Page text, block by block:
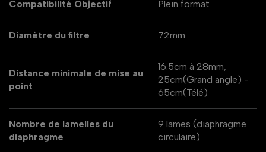
Compatibilité Objectif Plein format
Diamètre du filtre 72mm
Distance minimale de mise au
point
16.5cm à 28mm,
25cm(Grand angle) -
65cm(Télé)
Nombre de lamelles du
diaphragme
9 lames (diaphragme
circulaire)